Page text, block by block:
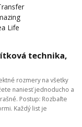
technika,
rozmery na všetky
naniesť jednoducho a
Postup: Rozbaľte
Každý list je